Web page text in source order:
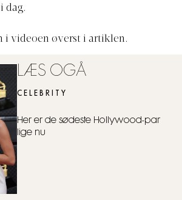
dag.
i videoen øverst i artiklen.
LÆS OGÅ
CELEBRITY
Her er de sødeste Hollywood-par
lige nu